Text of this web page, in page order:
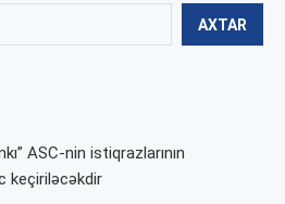
AXTAR
ASC-nin istiqrazlarının
keçiriləcəkdir